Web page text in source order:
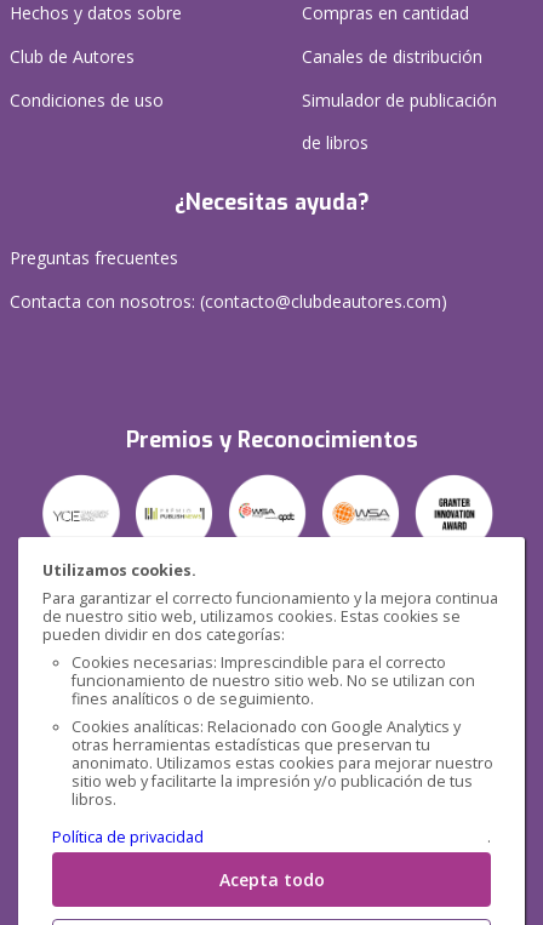
Utilizamos cookies.
Para garantizar el correcto funcionamiento y la mejora continua
de nuestro sitio web, utilizamos cookies. Estas cookies se
pueden dividir en dos categorías:
Cookies necesarias: Imprescindible para el correcto
funcionamiento de nuestro sitio web. No se utilizan con
fines analíticos o de seguimiento.
Cookies analíticas: Relacionado con Google Analytics y
otras herramientas estadísticas que preservan tu
anonimato. Utilizamos estas cookies para mejorar nuestro
sitio web y facilitarte la impresión y/o publicación de tus
libros.
Política de privacidad
.
Acepta todo
Hechos y datos sobre
Club de Autores
Condiciones de uso
Compras en cantidad
Canales de distribución
Simulador de publicación
de libros
¿Necesitas ayuda?
Preguntas frecuentes
Contacta con nosotros: (contacto@clubdeautores.com)
Premios y Reconocimientos
Seguridad
Redes sociales